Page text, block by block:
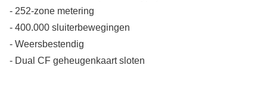
- 252-zone metering
- 400.000 sluiterbewegingen
- Weersbestendig
- Dual CF geheugenkaart sloten